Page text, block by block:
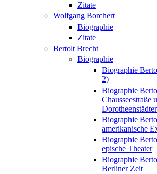
Zitate
Wolfgang Borchert
Biographie
Zitate
Bertolt Brecht
Biographie
Biographie
2)
Biographie
Chausseestraße
Biographie
amerikanische
Biographie
epische Theater
Biographie
Berliner Zeit